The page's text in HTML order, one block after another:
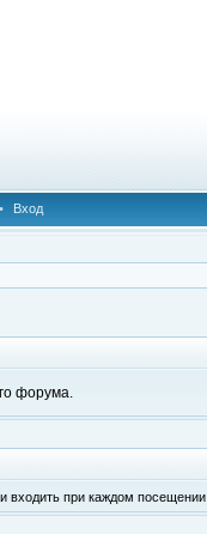
• Вход
форума.
входить при каждом посещении